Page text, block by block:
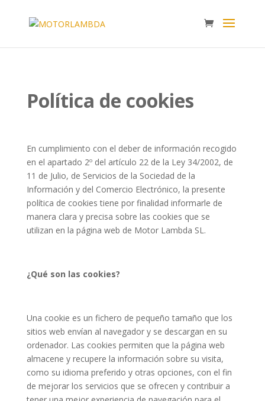
Política de cookies
En cumplimiento con el deber de información recogido
en el apartado 2º del artículo 22 de la Ley 34/2002, de
11 de Julio, de Servicios de la Sociedad de la
Información y del Comercio Electrónico, la presente
política de cookies tiene por finalidad informarle de
manera clara y precisa sobre las cookies que se
utilizan en la página web de Motor Lambda SL.
¿Qué son las cookies?
Una cookie es un fichero de pequeño tamaño que los
sitios web envían al navegador y se descargan en su
ordenador. Las cookies permiten que la página web
almacene y recupere la información sobre su visita,
como su idioma preferido y otras opciones, con el fin
de mejorar los servicios que se ofrecen y contribuir a